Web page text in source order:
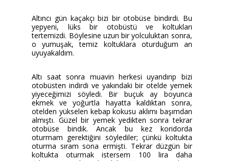
Altıncı gün kaçakçı bizi bir otobüse bindirdi. Bu
yepyeni, lüks bir otobüstü ve koltukları
tertemizdi. Böylesine uzun bir yolculuktan sonra,
o yumuşak, temiz koltuklara oturduğum an
uyuyakaldım.
Altı saat sonra muavin herkesi uyandırıp bizi
otobüsten indirdi ve yakındaki bir otelde yemek
yiyeceğimizi söyledi. Bir buçuk ay boyunca
ekmek ve yoğurtla hayatta kaldıktan sonra,
otelden yükselen kebap kokusu aklımı başımdan
almıştı. Güzel bir yemek yedikten sonra tekrar
otobüse bindik. Ancak bu kez koridorda
oturmam gerektiğini söylediler; çünkü koltukta
oturma sıram sona ermişti. Tekrar düzgün bir
koltukta oturmak istersem 100 lira daha